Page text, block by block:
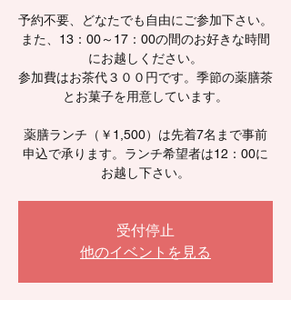
予約不要、どなたでも自由にご参加下さい。
また、13：00～17：00の間のお好きな時間
にお越しください。
参加費はお茶代３００円です。季節の薬膳茶
とお菓子を用意しています。
薬膳ランチ（￥1,500）は先着7名まで事前
申込で承ります。ランチ希望者は12：00に
お越し下さい。
受付停止
他のイベントを見る